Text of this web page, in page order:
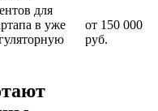
для
в уже
от 150 000
руб.